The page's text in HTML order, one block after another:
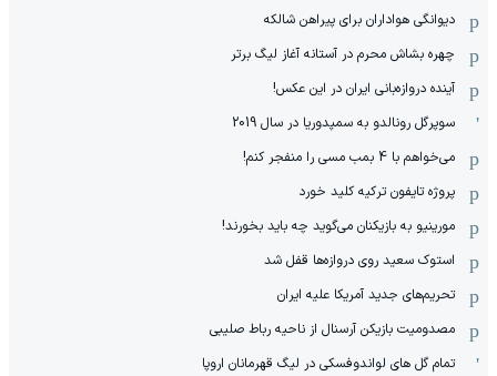
دیوانگی هواداران برای پیراهن شالکه
چهره بشاش محرم در آستانه آغاز لیگ برتر
آینده دروازه‌بانی ایران در این عکس!
سوپرگل رونالدو به سمپدوریا در سال 2019
می‌خواهم با 4 بمب مسی را منفجر کنم!
پروژه تایفون ترکیه کلید خورد
مورینیو به بازیکنان می‌گوید چه باید بخورند!
استوک سعید روی دروازه‌ها قفل شد
تحریم‌های جدید آمریکا علیه ایران
مصدومیت بازیکن آرسنال از ناحیه رباط صلیبی
تمام گل های لواندوفسکی در لیگ قهرمانان اروپا